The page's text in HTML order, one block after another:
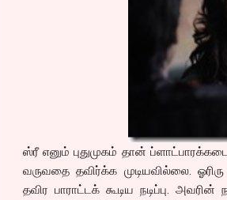
ஸ்ரீ எனும் புதுமுகம் தான்
வருவதை தவிர்க்க முடியவில்லை.
தவிர பாராட்டக் கூடிய நடிப்பு.